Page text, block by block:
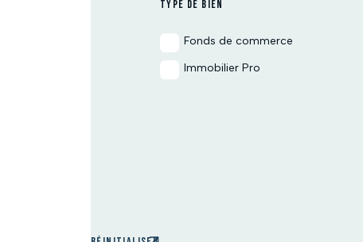
TYPE DE BIEN
Fonds de commerce
Immobilier Pro